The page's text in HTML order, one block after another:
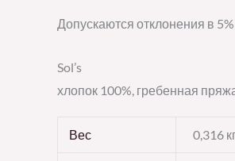
Допускаются отклонения в
Sol’s
хлопок 100%, гребенная
Вес 0,316